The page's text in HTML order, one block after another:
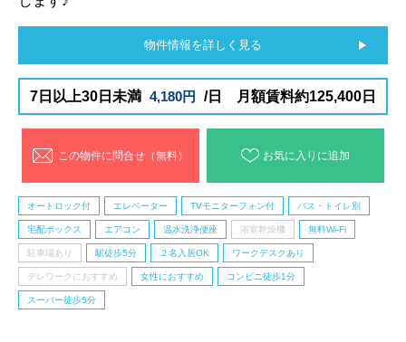
物件情報を詳しく見る
7日以上30日未満 4,180円 /日 月額賃料約125,400日
この物件に問合せ（無料） お気に入りに追加
オートロック付 エレベーター TVモニターフォン付 バス・トイレ別
宅配ボックス エアコン 温水洗浄便座 浴室乾燥機 無料Wi-Fi
駐車場あり 駅徒歩5分 ２名入居OK ワークデスクあり
テレワークにおすすめ 女性におすすめ コンビニ徒歩1分
スーパー徒歩5分